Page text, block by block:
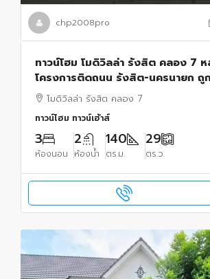
chp2008pro
ทาวน์โฮม โมดิวิลล่า รังสิต คลอง 7
โครงการติดถนน รังสิต-นครนายก ถู
โมดิวิลล่า รังสิต คลอง 7
ทาวน์โฮม ทาวน์เฮ้าส์
3
ห้องนอน
2
ห้องน้ำ
140
ตร.ม.
29
ตร.ว.